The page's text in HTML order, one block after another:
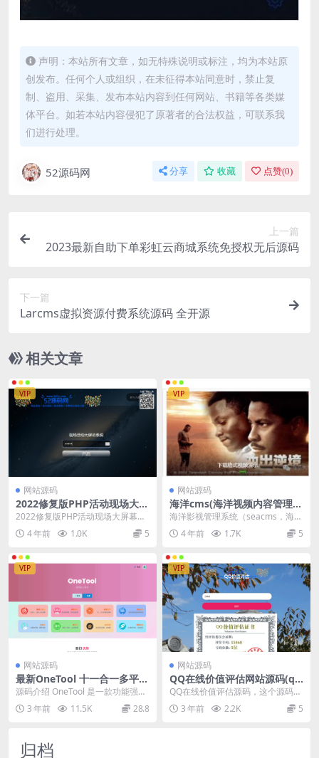
声明：本站所有文章，如无特殊说明或标注，均为本站原
创发布。任何个人或组织，在未征得本站同意时，禁止复
制、盗用、采集、发布本站内容到任何网站、书籍等各类媒
体平台。如若本站内容侵犯了原著者的合法权益，可联系我
们进行处理。
52源码网 分享 收藏 点赞(0)
上一篇
2023最新自助下单彩虹云商城系统免授权无后源码
下一篇
Larcms虚拟资源付费系统源码 全开源
相关文章
VIP
网站源码
2022修复版PHP活动现场大屏
幕互动系统源码 带微信上墙+3
D签到投票抽奖+互动游戏+红
包等功能
2022修复版PHP活动现场大屏幕互
动系统源码 带微信上墙+3D签到投
票抽奖+互...
4 年前 1.0K 5
VIP
网站源码
海洋cms(海洋视频内容管理系
统) v12.6 bulid220921
海洋影视管理系统（seacms，海洋
cms）是一套专为不同需求的站长
而设计的视频...
4 年前 1.7K 5
VIP
网站源码
最新OneTool 十一合一多平台
助手开心可用版源码
源码介绍 OneTool 是一款功能强大
的多平台助手，目前最新版本为 19
991...3 年前 11.5K 28.8
VIP
网站源码
QQ在线价值评估网站源码(qq
价值在线评估)
QQ在线价值评估源码，这个源码是
很多年以前的了，最近又在抖音刷
到别人直播需要刷礼...
3 年前 2.2K 5
归档